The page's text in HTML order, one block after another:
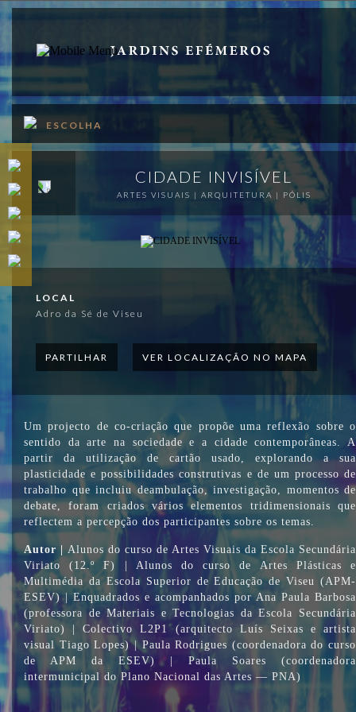
SOBRE
PROGRAMA
APOIOS
PUBLICAÇÕES
MAPA
MERCH
EN
ESCOLHA
CIDADE INVISÍVEL
ARTES VISUAIS | ARQUITETURA | PÓLIS
LOCAL
Adro da Sé de Viseu
PARTILHAR VER LOCALIZAÇÃO NO MAPA
Um projecto de co-criação que propõe uma reflexão sobre o
sentido da arte na sociedade e a cidade contemporâneas. A
partir da utilização de cartão usado, explorando a sua
plasticidade e possibilidades construtivas e de um processo de
trabalho que incluiu deambulação, investigação, momentos de
debate, foram criados vários elementos tridimensionais que
reflectem a percepção dos participantes sobre os temas.
Autor |Alunos do curso de Artes Visuais da Escola Secundária
Viriato (12.º F) | Alunos do curso de Artes Plásticas e
Multimédia da Escola Superior de Educação de Viseu (APM-
ESEV) | Enquadrados e acompanhados por Ana Paula Barbosa
(professora de Materiais e Tecnologias da Escola Secundária
Viriato) | Colectivo L2P1 (arquitecto Luís Seixas e artista
visual Tiago Lopes) | Paula Rodrigues (coordenadora do curso
de APM da ESEV) | Paula Soares (coordenadora
intermunicipal do Plano Nacional das Artes — PNA)